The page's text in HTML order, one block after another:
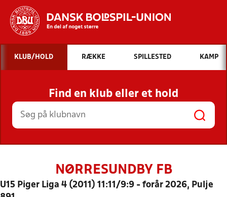
Hvad vil du søge efter?
INDHOLD OG NYHEDER
STILLINGER, RESULTATER, KLUBBER OG
HOLD
KLUB/HOLD RÆKKE SPILLESTED KAMP
Find en klub eller et hold
NØRRESUNDBY FB
U15 Piger Liga 4 (2011) 11:11/9:9 - forår 2026, Pulje